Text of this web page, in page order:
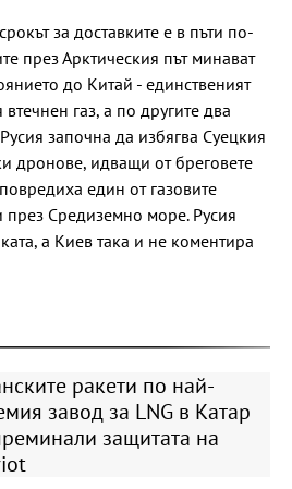
за доставките е в пъти по-
през Арктическия път минават
до Китай - единственият
газ, а по другите два
започна да избягва Суецкия
дронове, идващи от бреговете
един от газовите
Средиземно море. Русия
а Киев така и не коментира
ракети по най-
завод за LNG в Катар
защитата на